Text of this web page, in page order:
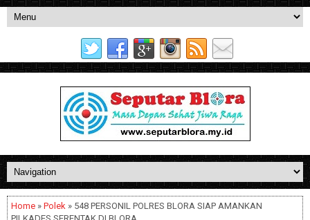
Home » Polek » 548 PERSONIL POLRES BLORA SIAP AMANKAN